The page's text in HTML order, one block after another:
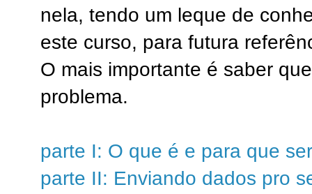
nela, tendo um leque de
este curso, para futura
O mais importante é saber
problema.
parte I: O que é e para que
parte II: Enviando dados pro